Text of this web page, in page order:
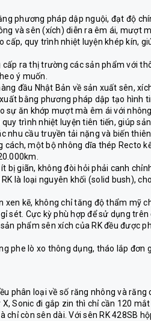
phương pháp dập nguội, đạt độ
và sên (xích) diễn ra êm ái, mượt
cấp, quy trình nhiệt luyện khép kín,
cấp ra thị trường các sản phẩm với
ý muốn.
đầu Nhật Bản về sản xuất sên,
bằng phương pháp dập tạo hình
sự ăn khớp mượt mà êm ái với
trình nhiệt luyện tiên tiến, giúp
nhu cầu truyền tải nặng và biến
một bộ nhông dĩa thép Recto
bị giãn, không đòi hỏi phải canh
là loại nguyên khối (solid bush),
kẽ, không chỉ tăng độ thẩm mỹ
sét. Cực kỳ phù hợp để sử dụng
phẩm sên xích của RK đều được
phe lò xo thông dụng, tháo lắp
phân loại về số răng nhông và răng
X, Sonic đi gắp zin thì chỉ cần 120
chỉ còn sên dài. Với sên RK 428SB